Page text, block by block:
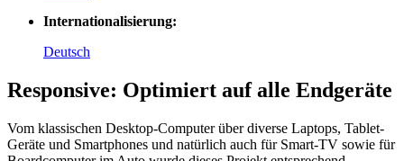
Internationalisierung:
Deutsch
Responsive: Optimiert auf alle Endgeräte
Vom klassischen Desktop-Computer über diverse Laptops, Tablet-
Geräte und Smartphones und natürlich auch für Smart-TV sowie für